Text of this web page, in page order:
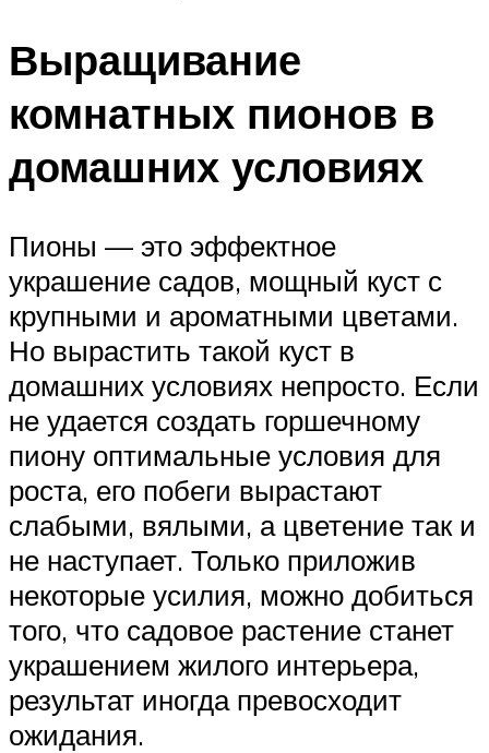
Выращивание
комнатных пионов в
домашних условиях
Пионы — это эффектное
украшение садов, мощный куст с
крупными и ароматными цветами.
Но вырастить такой куст в
домашних условиях непросто. Если
не удается создать горшечному
пиону оптимальные условия для
роста, его побеги вырастают
слабыми, вялыми, а цветение так и
не наступает. Только приложив
некоторые усилия, можно добиться
того, что садовое растение станет
украшением жилого интерьера,
результат иногда превосходит
ожидания.